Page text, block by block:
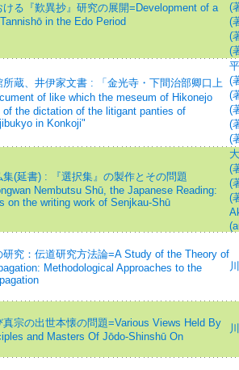
ける『歎異抄』研究の展開=Development of a
in the Edo Period
(
(
(
(
所蔵、井伊家文書 : 「金光寺・下間治部卿口上
of like which the meseum of Hikonejo
of the dictation of the litigant panties of
in Konkoji"
(
(
(
(
(
(延書) : 『選択集』の製作とその問題
Nembutsu Shū, the Japanese Reading:
on the writing work of Senjkau-Shū
(
(
(
研究：伝道研究方法論=A Study of the Theory of
Methodological Approaches to the
真宗の出世本懐の問題=Various Views Held By
and Masters Of Jōdo-Shinshū On